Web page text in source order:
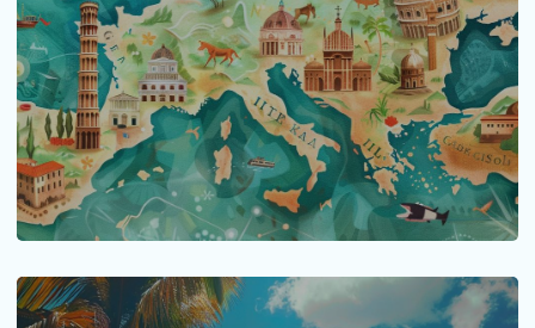
Explorer l’Italie : plan des sites
incontournables
L’Italie est un pays riche en histoire, en culture et en
paysages...
LIRE LA SUITE